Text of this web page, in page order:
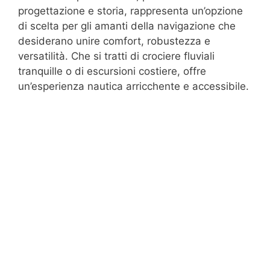
progettazione e storia, rappresenta un’opzione
di scelta per gli amanti della navigazione che
desiderano unire comfort, robustezza e
versatilità. Che si tratti di crociere fluviali
tranquille o di escursioni costiere, offre
un’esperienza nautica arricchente e accessibile.